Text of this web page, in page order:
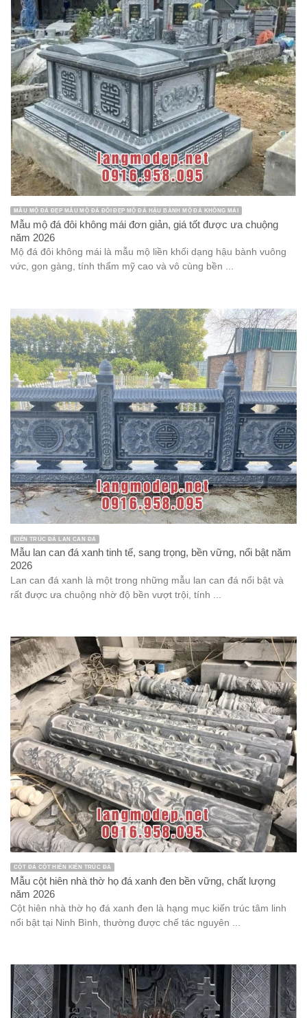
MẪU MỘ ĐÁ ĐẸP MẪU MỘ ĐÁ ĐÔI ĐẸP MỘ ĐÁ HẬU BÀNH MỘ ĐÁ KHÔNG MÁI
Mẫu mộ đá đôi không mái đơn giản, giá tốt được ưa chuộng
năm 2026
Mộ đá đôi không mái là mẫu mộ liền khối dạng hậu bành vuông
vức, gọn gàng, tính thẩm mỹ cao và vô cùng bền ...
KIẾN TRÚC ĐÁ LAN CAN ĐÁ
Mẫu lan can đá xanh tinh tế, sang trọng, bền vững, nổi bật năm
2026
Lan can đá xanh là một trong những mẫu lan can đá nổi bật và
rất được ưa chuộng nhờ độ bền vượt trội, tính ...
CỘT ĐÁ CỘT HIÊN KIẾN TRÚC ĐÁ
Mẫu cột hiên nhà thờ họ đá xanh đen bền vững, chất lượng
năm 2026
Cột hiên nhà thờ họ đá xanh đen là hạng mục kiến trúc tâm linh
nổi bật tại Ninh Bình, thường được chế tác nguyên ...